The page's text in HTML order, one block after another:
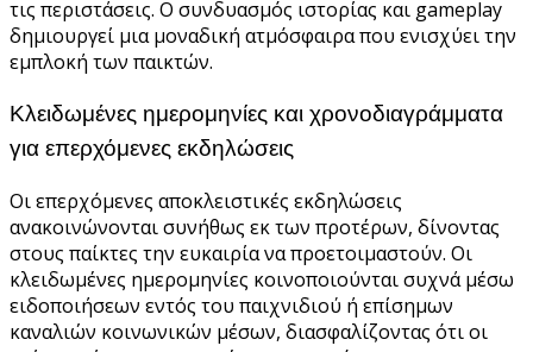
τις περιστάσεις. Ο συνδυασμός ιστορίας και gameplay
δημιουργεί μια μοναδική ατμόσφαιρα που ενισχύει την
εμπλοκή των παικτών.
Κλειδωμένες ημερομηνίες και χρονοδιαγράμματα
για επερχόμενες εκδηλώσεις
Οι επερχόμενες αποκλειστικές εκδηλώσεις
ανακοινώνονται συνήθως εκ των προτέρων, δίνοντας
στους παίκτες την ευκαιρία να προετοιμαστούν. Οι
κλειδωμένες ημερομηνίες κοινοποιούνται συχνά μέσω
ειδοποιήσεων εντός του παιχνιδιού ή επίσημων
καναλιών κοινωνικών μέσων, διασφαλίζοντας ότι οι